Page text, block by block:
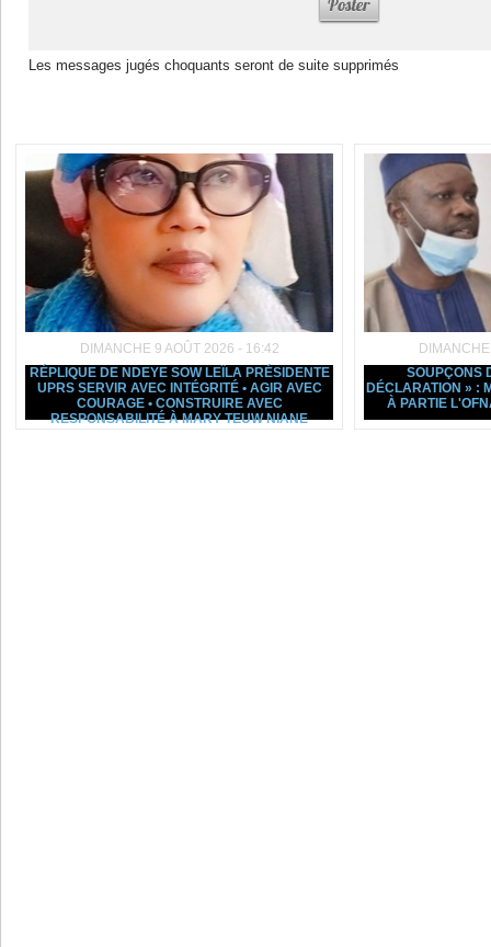
Les messages jugés choquants seront de suite supprimés
DIMANCHE 9 AOÛT 2026 - 16:42
RÉPLIQUE DE NDEYE SOW LEÏLA PRÉSIDENTE
UPRS SERVIR AVEC INTÉGRITÉ • AGIR AVEC
COURAGE • CONSTRUIRE AVEC
RESPONSABILITÉ À MARY TEUW NIANE
SOUPÇONS
DÉCLARATION » :
À PARTIE